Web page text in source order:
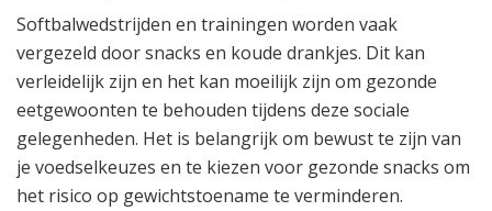
Softbalwedstrijden en trainingen worden vaak
vergezeld door snacks en koude drankjes. Dit kan
verleidelijk zijn en het kan moeilijk zijn om gezonde
eetgewoonten te behouden tijdens deze sociale
gelegenheden. Het is belangrijk om bewust te zijn van
je voedselkeuzes en te kiezen voor gezonde snacks om
het risico op gewichtstoename te verminderen.